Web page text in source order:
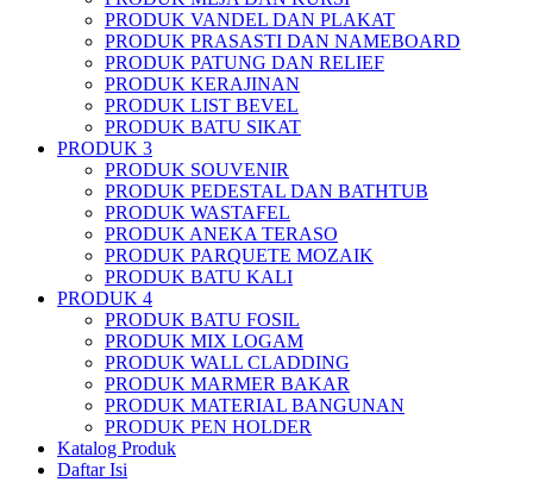
PRODUK VANDEL DAN PLAKAT
PRODUK PRASASTI DAN NAMEBOARD
PRODUK PATUNG DAN RELIEF
PRODUK KERAJINAN
PRODUK LIST BEVEL
PRODUK BATU SIKAT
PRODUK 3
PRODUK SOUVENIR
PRODUK PEDESTAL DAN BATHTUB
PRODUK WASTAFEL
PRODUK ANEKA TERASO
PRODUK PARQUETE MOZAIK
PRODUK BATU KALI
PRODUK 4
PRODUK BATU FOSIL
PRODUK MIX LOGAM
PRODUK WALL CLADDING
PRODUK MARMER BAKAR
PRODUK MATERIAL BANGUNAN
PRODUK PEN HOLDER
Katalog Produk
Daftar Isi